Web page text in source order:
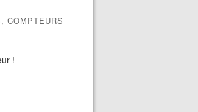
COMPTEURS
!